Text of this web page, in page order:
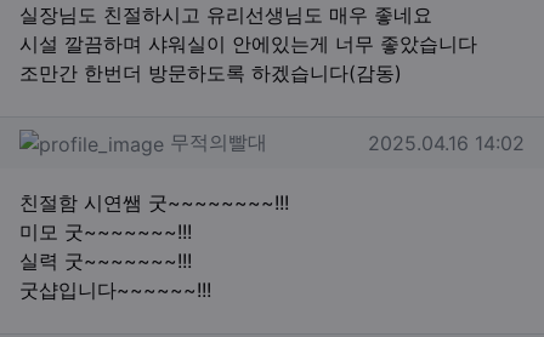
실장님도 친절하시고 유리선생님도 매우 좋네요
시설 깔끔하며 샤워실이 안에있는게 너무 좋았습니다
조만간 한번더 방문하도록 하겠습니다(감동)
무적의빨대님의 댓글
무적의빨대 작성일
2025.04.16 14:02
친절함 시연쌤 굿~~~~~~~~!!!
미모 굿~~~~~~~!!!
실력 굿~~~~~~~!!!
굿샵입니다~~~~~~!!!